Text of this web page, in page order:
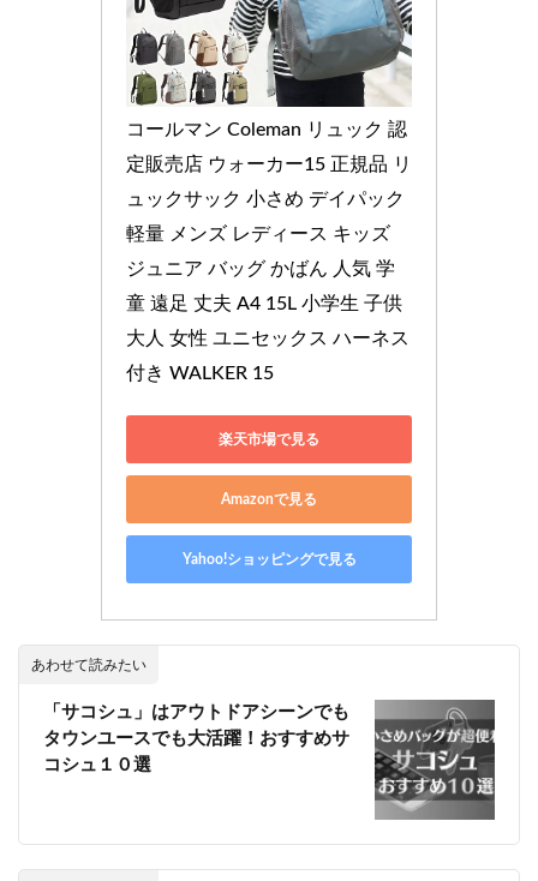
コールマン Coleman リュック 認
定販売店 ウォーカー15 正規品 リ
ュックサック 小さめ デイパック
軽量 メンズ レディース キッズ
ジュニア バッグ かばん 人気 学
童 遠足 丈夫 A4 15L 小学生 子供
大人 女性 ユニセックス ハーネス
付き WALKER 15
楽天市場で見る
Amazonで見る
Yahoo!ショッピングで見る
あわせて読みたい
「サコシュ」はアウトドアシーンでも
タウンユースでも大活躍！おすすめサ
コシュ１０選